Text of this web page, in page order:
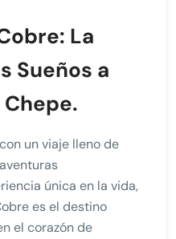
La
Sueños a
un viaje lleno de
única en la vida,
es el destino
el corazón de